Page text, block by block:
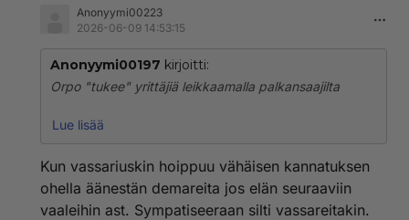
Ei ihme, ettei velkaantuminen vähenen ja hallitus tekee
velanoton ennätyksen ja sen lisäksi jättää seuraavalle
1
Äänestä SDP sinun etusitähden
Anonyymi00223
2026-06-09 14:53:15
Anonyymi00197 kirjoitti:
Orpo "tukee" yrittäjiä leikkaamalla palkansaajilta
Orpo leikkasi palkansaajalta ja kutsuu sitä yrittäjyyden
Mitä mieltä Orpon retoriikasta ja ostovoiman
"nostosta"?
Lue lisää
Kun vassariuskin hoippuu vähäisen kannatuksen
ohella äänestän demareita jos elän seuraaviin
vaaleihin ast. Sympatiseeraan silti vassareitakin.